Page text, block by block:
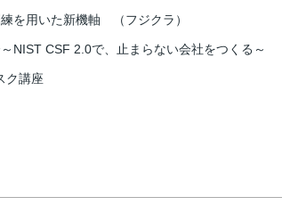
を用いた新機軸 （フジクラ）
NIST CSF 2.0で、止まらない会社をつくる～
ク講座